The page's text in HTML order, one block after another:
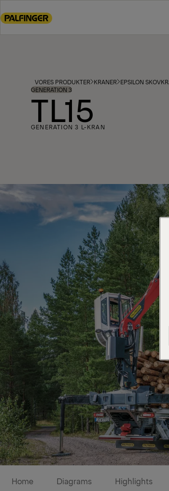
to
VORES PRODUKTER KRANER EPSILON
GENERATION 3
TL15
GENERATION 3 L-KRAN
Home Diagrams Highlights
Diagrams